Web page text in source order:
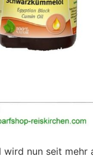
wird nun seit mehr